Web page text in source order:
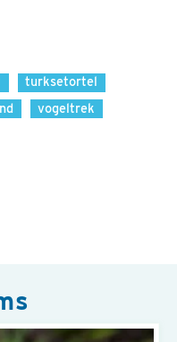
turksetortel
vogeltrek